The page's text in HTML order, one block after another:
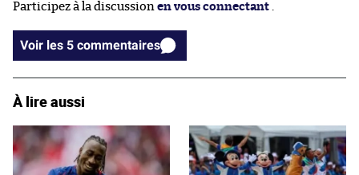
Participez à la discussion en vous connectant .
Voir les 5 commentaires
À lire aussi